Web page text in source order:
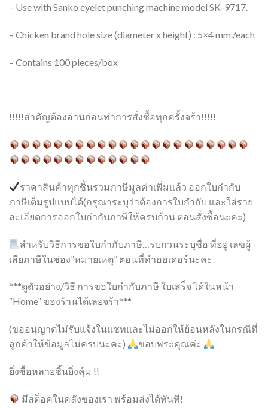
– Use with Sanko eyelet punching machine model SK-9717.
– Chicken brand hole size (diameter x height) : 5×4 mm./each
– Contains 100 pieces/box
!!!!!สำคัญต้องอ่านก่อนทำการสั่งซื้อทุกครั้งจร้า!!!!!
ราคาสินค้าทุกชิ้นรวมภาษีมูลค่าเพิ่มแล้ว ออกใบกำกับ
ภาษีเต็มรูปแบบได้(กรุณาระบุว่าต้องการใบกำกับ และใส่ราย
ละเอียดการออกใบกำกับภาษีให้ครบถ้วน ตอนสั่งซื้อนะคะ)
สำหรับวิธีการขอใบกำกับภาษี…รบกวนระบุชื่อ ที่อยู่ เลขผู้
เสียภาษีในช่อง”หมายเหตุ” ตอนที่ทำออเดอร์นะคะ
***ดูตัวอย่าง/วิธี การขอใบกำกับภาษี ใบเสร็จ ได้ในหน้า
“Home” ของร้านได้เลยจร้า***
(ขออนุญาตไม่รับแจ้งในแชทและไม่ออกให้ย้อนหลังในกรณีที่
ลูกค้าให้ข้อมูลไม่ครบนะคะ)
ขอบพระคุณค่ะ
ยิ่งซื้อหลายชิ้นยิ่งคุ้ม !!
มีสต็อคในคลังของเรา พร้อมส่งได้ทันที!